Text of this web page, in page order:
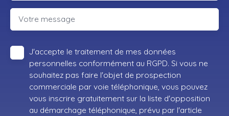
Votre message
J'accepte le traitement de mes données
personnelles conformément au RGPD. Si vous ne
souhaitez pas faire l'objet de prospection
commerciale par voie téléphonique, vous pouvez
vous inscrire gratuitement sur la liste d'opposition
au démarchage téléphonique, prévu par l'article